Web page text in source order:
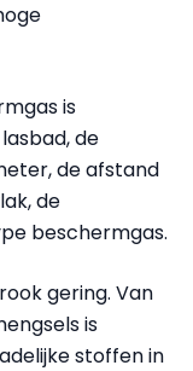
is
de
de afstand
de
beschermgas.
gering. Van
is
stoffen in